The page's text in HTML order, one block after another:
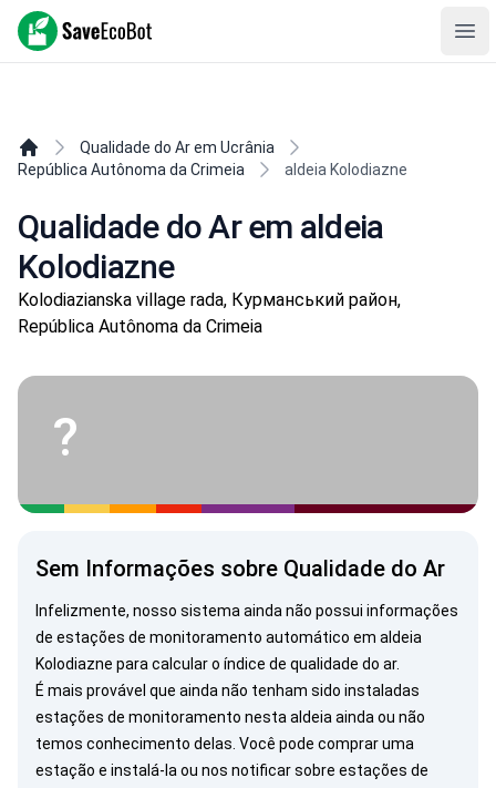
SaveEcoBot
Qualidade do Ar em Ucrânia
República Autônoma da Crimeia
aldeia Kolodiazne
Qualidade do Ar em aldeia
Kolodiazne
Kolodiazianska village rada, Курманський район,
República Autônoma da Crimeia
?
Sem Informações sobre Qualidade do Ar
Infelizmente, nosso sistema ainda não possui informações
de estações de monitoramento automático em aldeia
Kolodiazne para calcular o índice de qualidade do ar.
É mais provável que ainda não tenham sido instaladas
estações de monitoramento nesta aldeia ainda ou não
temos conhecimento delas. Você pode comprar uma
estação e instalá-la ou nos notificarsobre estações de